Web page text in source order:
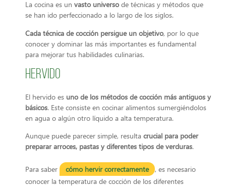
La cocina es un vasto universo de técnicas y métodos que
se han ido perfeccionado a lo largo de los siglos.
Cada técnica de cocción persigue un objetivo, por lo que
conocer y dominar las más importantes es fundamental
para mejorar tus habilidades culinarias.
Hervido
El hervido es uno de los métodos de cocción más antiguos y
básicos. Este consiste en cocinar alimentos sumergiéndolos
en agua o algún otro líquido a alta temperatura.
Aunque puede parecer simple, resulta crucial para poder
preparar arroces, pastas y diferentes tipos de verduras.
Para saber cómo hervir correctamente
, es necesario
conocer la temperatura de cocción de los diferentes